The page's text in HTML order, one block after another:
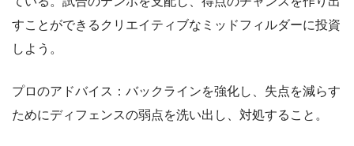
すことができるクリエイティブなミッドフィルダーに投資
しよう。
プロのアドバイス：バックラインを強化し、失点を減らす
ためにディフェンスの弱点を洗い出し、対処すること。